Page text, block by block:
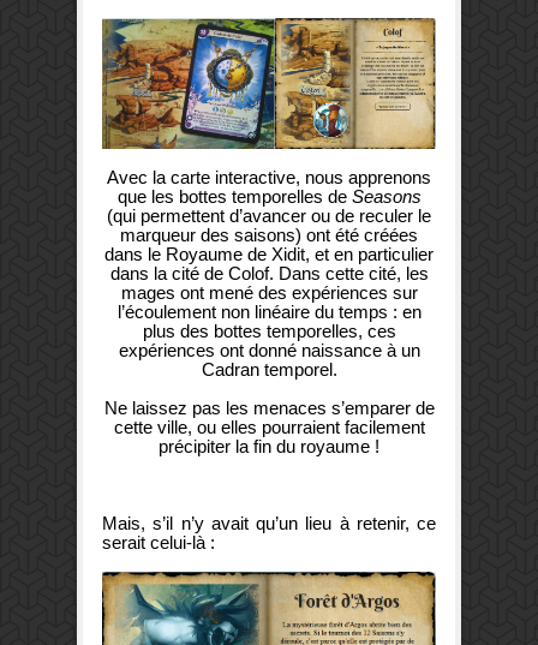
Avec la carte interactive, nous apprenons
que les bottes temporelles de Seasons
(qui permettent d’avancer ou de reculer le
marqueur des saisons) ont été créées
dans le Royaume de Xidit, et en particulier
dans la cité de Colof. Dans cette cité, les
mages ont mené des expériences sur
l’écoulement non linéaire du temps : en
plus des bottes temporelles, ces
expériences ont donné naissance à un
Cadran temporel.
Ne laissez pas les menaces s’emparer de
cette ville, ou elles pourraient facilement
précipiter la fin du royaume !
Mais, s’il n’y avait qu’un lieu à retenir, ce
serait celui-là :